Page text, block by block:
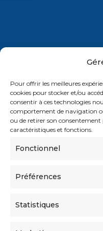
Pour offrir les meilleures
cookies pour stocker et/ou
consentir à ces technologies
comportement de navigation
ou de retirer son
caractéristiques et fonctions.
Fonctionnel
Préférences
Statistiques
RGPD
COPYRIGHT © 2026